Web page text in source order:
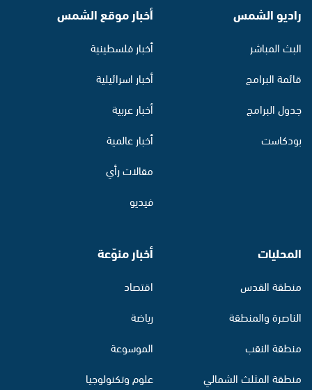
راديو الشمس
البث المباشر
قائمة البرامج
جدول البرامج
بودكاست
أخبار موقع الشمس
أخبار فلسطينية
أخبار اسرائيلية
أخبار عربية
أخبار عالمية
مقالات رأي
فيديو
المحليات
منطقة القدس
الناصرة والمنطقة
منطقة النقب
منطقة المثلث الشمالي
أخبار منوّعة
اقتصاد
رياضة
الموسوعة
علوم وتكنولوجيا